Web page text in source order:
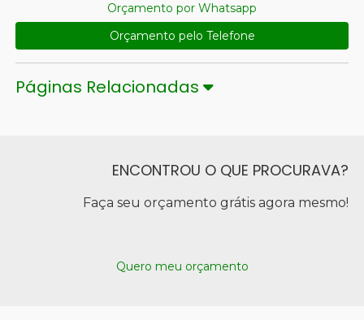
Orçamento por Whatsapp
Orçamento pelo Telefone
Páginas Relacionadas
ENCONTROU O QUE PROCURAVA?
Faça seu orçamento grátis agora mesmo!
Quero meu orçamento